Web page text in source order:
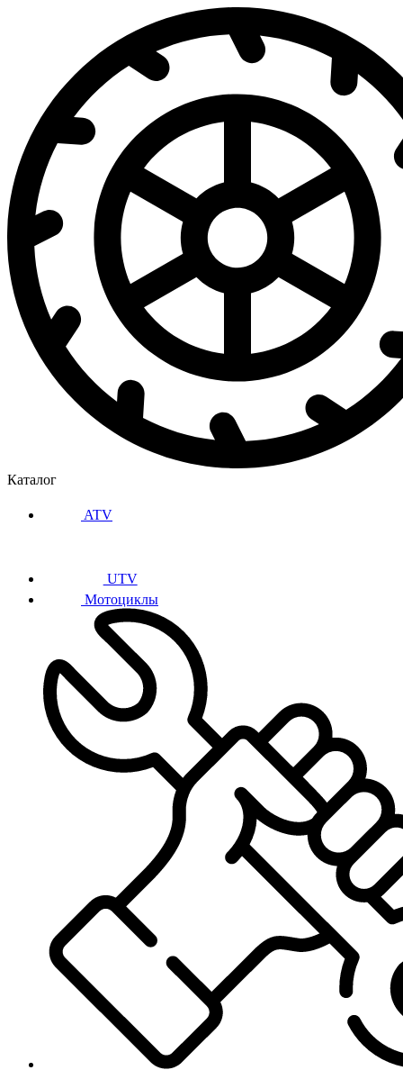
Каталог
ATV
UTV
Мотоциклы